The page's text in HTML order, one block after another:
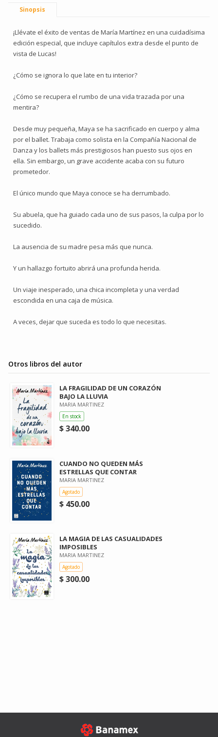
Sinopsis
¡Llévate el éxito de ventas de María Martínez en una cuidadísima
edición especial, que incluye capítulos extra desde el punto de
vista de Lucas!
¿Cómo se ignora lo que late en tu interior?
¿Cómo se recupera el rumbo de una vida trazada por una
mentira?
Desde muy pequeña, Maya se ha sacrificado en cuerpo y alma
por el ballet. Trabaja como solista en la Compañía Nacional de
Danza y los ballets más prestigiosos han puesto sus ojos en
ella. Sin embargo, un grave accidente acaba con su futuro
prometedor.
El único mundo que Maya conoce se ha derrumbado.
Su abuela, que ha guiado cada uno de sus pasos, la culpa por lo
sucedido.
La ausencia de su madre pesa más que nunca.
Y un hallazgo fortuito abrirá una profunda herida.
Un viaje inesperado, una chica incompleta y una verdad
escondida en una caja de música.
A veces, dejar que suceda es todo lo que necesitas.
Otros libros del autor
LA FRAGILIDAD DE UN CORAZÓN
BAJO LA LLUVIA
MARIA MARTINEZ
En stock
$ 340.00
CUANDO NO QUEDEN MÁS
ESTRELLAS QUE CONTAR
MARIA MARTINEZ
Agotado
$ 450.00
LA MAGIA DE LAS CASUALIDADES
IMPOSIBLES
MARIA MARTINEZ
Agotado
$ 300.00